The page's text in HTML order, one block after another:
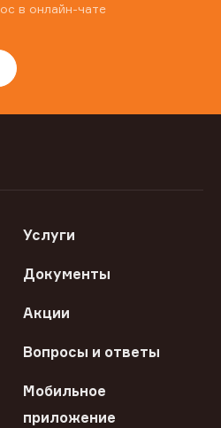
в онлайн-чате
Услуги
Документы
Акции
Вопросы и ответы
Мобильное
приложение